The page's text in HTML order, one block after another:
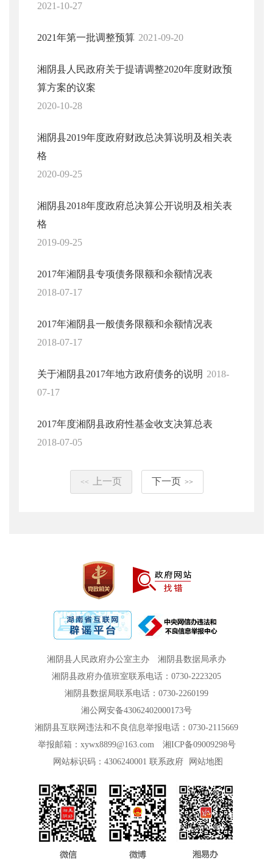
2021-10-27
2021年第一批调整预算 2021-09-20
湘阴县人民政府关于提请调整2020年度财政预
算方案的议案
2020-10-28
湘阴县2019年度政府财政总决算说明及相关表
格
2020-09-25
湘阴县2018年度政府总决算公开说明及相关表
格
2019-09-25
2017年湘阴县专项债务限额和余额情况表
2018-07-17
2017年湘阴县一般债务限额和余额情况表
2018-07-17
关于湘阴县2017年地方政府债务的说明 2018-
07-17
2017年度湘阴县政府性基金收支决算总表
2018-07-05
<< 上一页 下一页 >>
湘阴县人民政府办公室主办
湘阴县数据局承办
湘阴县政府办值班室联系电话：0730-2223205
湘阴县数据局联系电话：0730-2260199
湘公网安备43062402000173号
湘阴县互联网违法和不良信息举报电话：0730-2115669
举报邮箱：xywx8899@163.com
湘ICP备09009298号
网站标识码：4306240001 联系政府 网站地图